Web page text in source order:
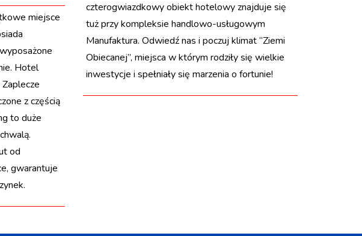
miejsce
Hotel
z częścią
to duże
od
gwarantuje
czterogwiazdkowy obiekt hotelowy znajduje się
tuż przy kompleksie handlowo-usługowym
Manufaktura. Odwiedź nas i poczuj klimat “Ziemi
Obiecanej”, miejsca w którym rodziły się wielkie
inwestycje i spełniały się marzenia o fortunie!